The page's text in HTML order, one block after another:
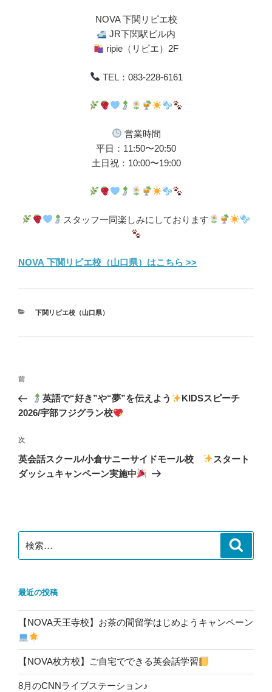
NOVA 下関リピエ校
JR下関駅ビル内
ripie（リピエ）2F
TEL：083-228-6161
営業時間
平日：11:50〜20:50
土日祝：10:00〜19:00
スタッフ一同楽しみにしております
NOVA 下関リピエ校（山口県）はこちら >>
カ
下関リピエ校（山口県）
投
ナ
ゲ
ー
シ
前
の
投
前
英語で“好き”や“夢”を伝えよう
KIDSスピーチ
2026/宇部フジグラン校
次
の
投
次
英会話スクール/小倉サニーサイドモール校
スタート
ダッシュキャンペーン実施中
索:
最近の投稿
【NOVA天王寺校】お茶の間留学はじめようキャンペーン
【NOVA枚方校】ご自宅でできる英会話学習
8月のCNNライブステーション♪